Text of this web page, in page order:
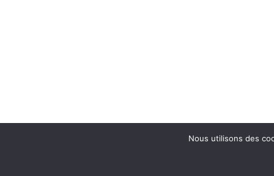
Nous utilisons des